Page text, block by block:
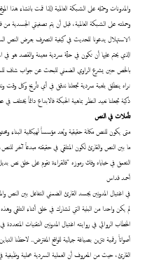
والمدونات وحمّله على الشبكة العالمية (لذا قمت بانشاء هذا
الاستهلال يدعونا للحديث في كيفية التصرف بعرض النص
الذي يحتم عليها أن تكون في حلّة سردية معينة والقصد هو في
بالخص حين يشرع الراوي الضمني للبحث عن جواب شاف
نراه ينطلق بلعبة سردية تجعلنا ندقق في أي تأريخ وكل وقت
ذكية تجعلنا نعيد النظر بماهية الحبكة فالابداع دائماً يختلف في
تأملاتفي النص
متىيكون للنص مكانة حقيقية ويُعد مؤسساً لهيكلية البناء
ما بين النص والقارئ لكون المتلقي في حقيقته مبدعاً آخر
التعمق في خباياه وفك رموزه "فالقراءة تقوم على خلق نص
أحمد قداس
في اغتيال المدونين يجسد القارئ الضمني التفاعل بين النص
لم يكن واحدا من البنية التي تشارك في خلق أثناء التلقي
الخطاب الروائي في روايته اغتيال المدونين التقنيات
أصواتاً رقمية تتزين بصياغة جمالية للواقع المفترض.. لاحظنا
القارئ، حيث من المعروف أن العملية السردية عملية وظيفية